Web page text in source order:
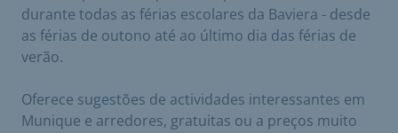
durante todas as férias escolares da Baviera - desde
as férias de outono até ao último dia das férias de
verão.
Oferece sugestões de actividades interessantes em
Munique e arredores, gratuitas ou a preços muito